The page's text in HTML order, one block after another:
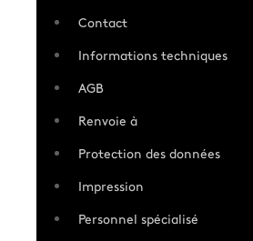
Contact
Informations techniques
AGB
Renvoie à
Protection des données
Impression
Personnel spécialisé